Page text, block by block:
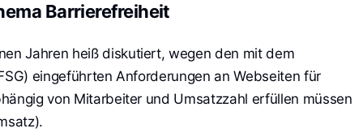
Barrierefreiheit
Jahren heiß diskutiert, wegen den mit dem
eingeführten Anforderungen an Webseiten für
von Mitarbeiter und Umsatzzahl erfüllen müssen